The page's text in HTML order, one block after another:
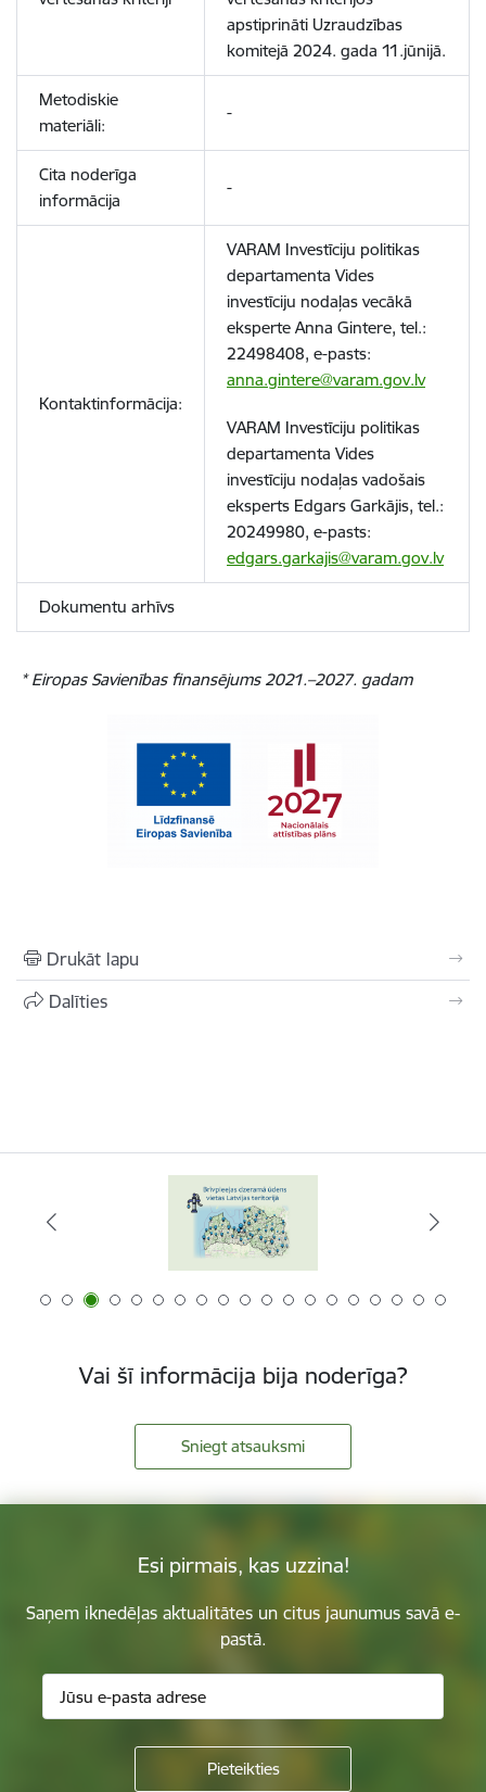
apstiprināti Uzraudzības
komitejā 2024. gada 11.jūnijā.
Metodiskie
materiāli:
-
Cita noderīga
informācija
-
Kontaktinformācija:
VARAM Investīciju politikas
departamenta Vides
investīciju nodaļas vecākā
eksperte Anna Gintere, tel.:
22498408, e-pasts:
anna.gintere@varam.gov.lv
VARAM Investīciju politikas
departamenta Vides
investīciju nodaļas vadošais
eksperts Edgars Garkājis, tel.:
20249980, e-pasts:
edgars.garkajis@varam.gov.lv
Dokumentu arhīvs
* Eiropas Savienības finansējums 2021.–2027. gadam
Drukāt lapu
Dalīties
Vai šī informācija bija noderīga?
Sniegt atsauksmi
Esi pirmais, kas uzzina!
Saņem iknedēļas aktualitātes un citus jaunumus savā e-
pastā.